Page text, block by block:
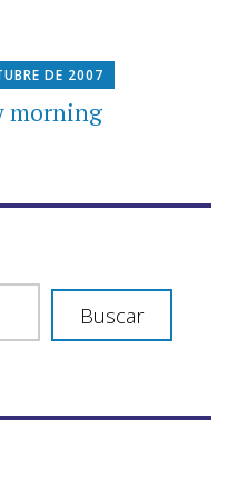
DE 2007
morning
Buscar